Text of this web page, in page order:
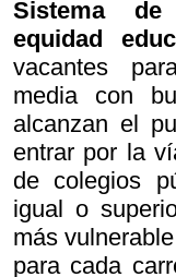
Sistema
equidad
vacantes
media con
alcanzan el
entrar por la
de colegios
igual o
más
para cada